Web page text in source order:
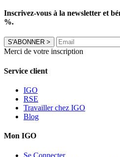
Inscrivez-vous à la newsletter et
%.
S'ABONNER >
Merci de votre inscription
Service client
IGO
RSE
Travailler chez IGO
Blog
Mon IGO
Se Connecter